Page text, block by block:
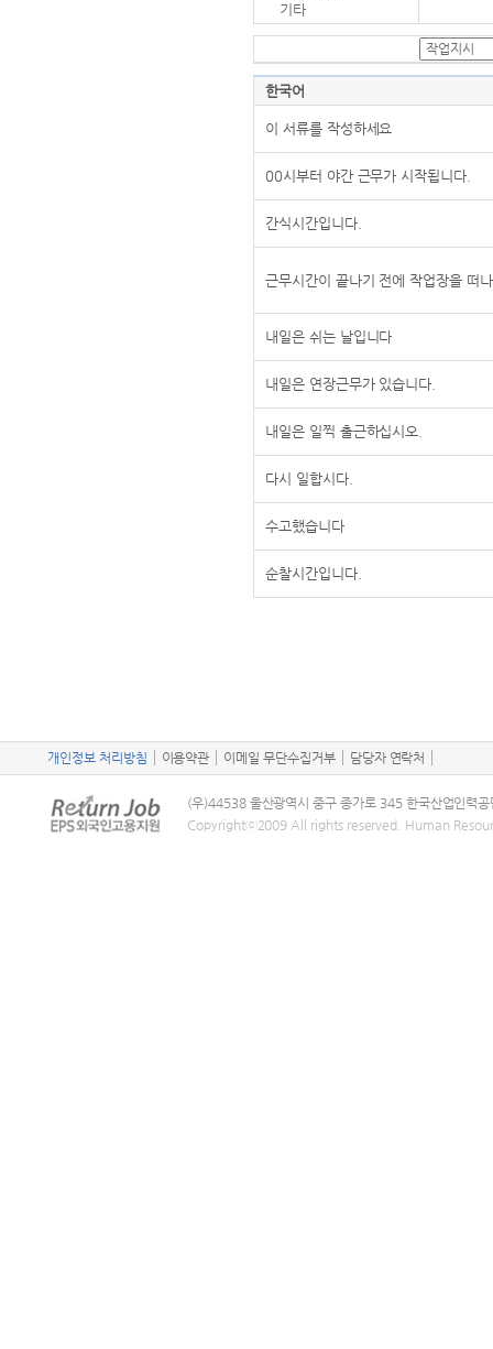
기타
한국어
이 서류를 작성하세요
00시부터 야간 근무가 시작됩니다.
간식시간입니다.
근무시간이 끝나기 전에 작업장을 떠
내일은 쉬는 날입니다
내일은 연장근무가 있습니다.
내일은 일찍 출근하십시오.
다시 일합시다.
수고했습니다
순찰시간입니다.
개인정보 처리방침 이용약관 이메일 무단수집거부 담당자 연락처
(우)44538 울산광역시 중구 종가로 345 한국산업인력공
Copyrightⓒ2009 All rights reserved. Human